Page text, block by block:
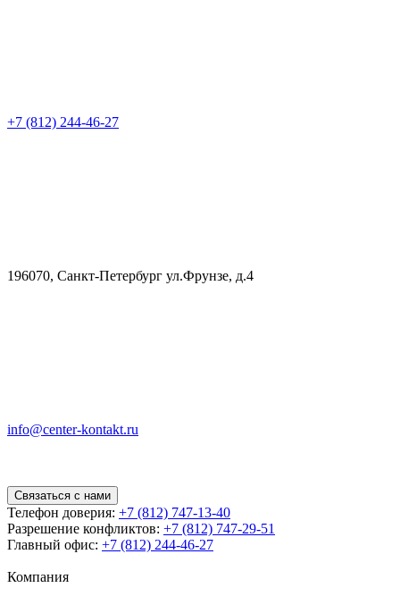
+7 (812) 244-46-27
196070, Санкт-Петербург ул.Фрунзе, д.4
info@center-kontakt.ru
Связаться с нами
Телефон доверия: +7 (812) 747-13-40
Разрешение конфликтов: +7 (812) 747-29-51
Главный офис: +7 (812) 244-46-27
Компания